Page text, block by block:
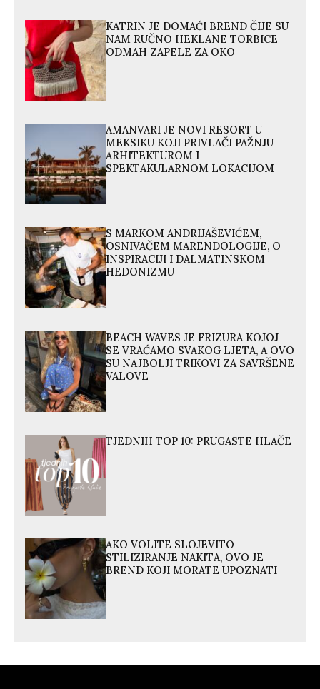
KATRIN JE DOMAĆI BREND ČIJE SU
NAM RUČNO HEKLANE TORBICE
ODMAH ZAPELE ZA OKO
AMANVARI JE NOVI RESORT U
MEKSIKU KOJI PRIVLAČI PAŽNJU
ARHITEKTUROM I
SPEKTAKULARNOM LOKACIJOM
S MARKOM ANDRIJAŠEVIĆEM,
OSNIVAČEM MARENDOLOGIJE, O
INSPIRACIJI I DALMATINSKOM
HEDONIZMU
BEACH WAVES JE FRIZURA KOJOJ
SE VRAĆAMO SVAKOG LJETA, A OVO
SU NAJBOLJI TRIKOVI ZA SAVRŠENE
VALOVE
TJEDNIH TOP 10: PRUGASTE HLAČE
AKO VOLITE SLOJEVITO
STILIZIRANJE NAKITA, OVO JE
BREND KOJI MORATE UPOZNATI